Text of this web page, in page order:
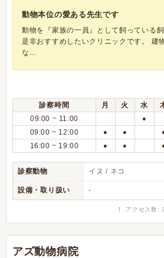
動物本位の愛ある先生です
動物を『家族の一員』として飼っている
是非おすすめしたいクリニックです。 建
な...
診察時間 月 火 水
09:00 ~ 11:00
●
09:00 ~ 12:00 ● ●
16:00 ~ 19:00 ● ●
診察動物 イヌ / ネコ
設備・取り扱い -
↑ アクセス数
アズ動物病院